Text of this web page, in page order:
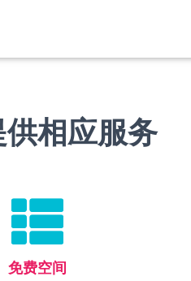
相应服务
免费空间